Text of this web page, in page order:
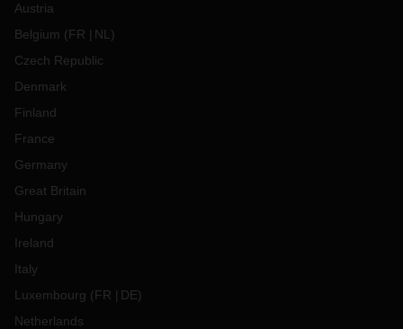
Austria
Belgium (FR NL )
Czech Republic
Denmark
Finland
France
Germany
Great Britain
Hungary
Ireland
Italy
Luxembourg (FR DE)
Netherlands